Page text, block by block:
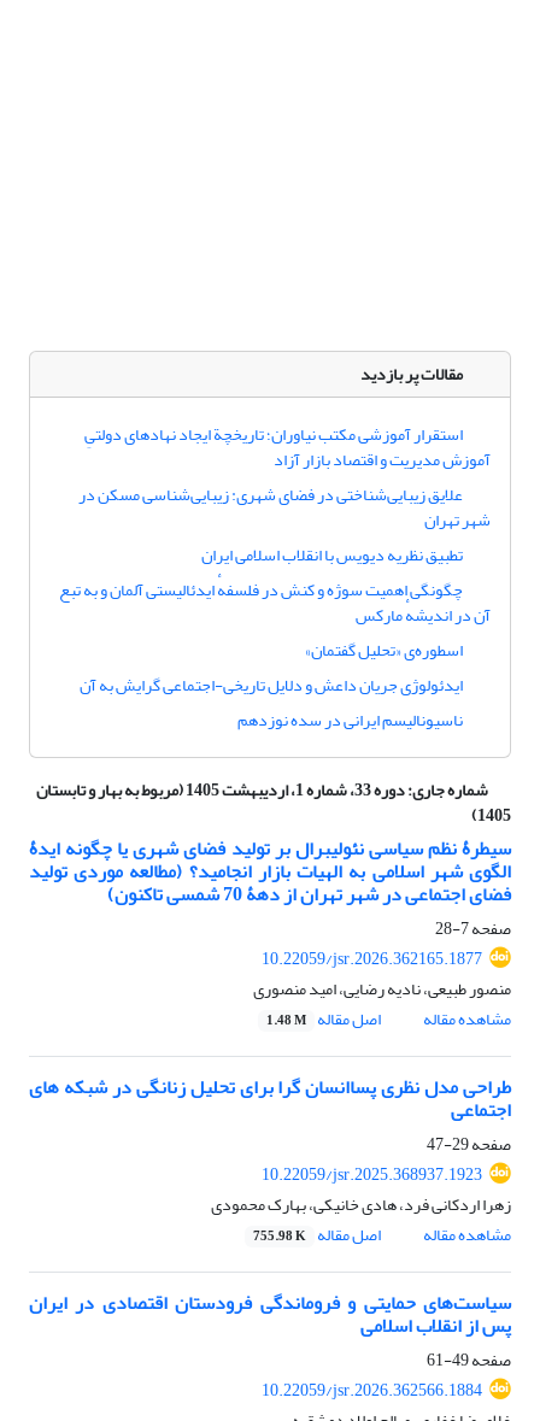
مقالات پر بازدید
استقرار آموزشی مکتب نیاوران؛ تاریخچة ایجاد نهادهای دولتیِ
آموزش مدیریت و اقتصاد بازار آزاد
علایق زیبایی‌شناختی در فضای شهری: زیبایی‌شناسی مسکن در
شهر تهران
تطبیق نظریه دیویس با انقلاب اسلامی ایران
چگونگی اهمیت سوژه و کنش در فلسفهٔ ایدئالیستی آلمان و به تبع
آن در اندیشهٔ مارکس
اسطوره‌ی «تحلیل گفتمان»
ایدئولوژی جریان داعش و دلایل تاریخی-اجتماعی گرایش به آن
ناسیونالیسم ایرانی در سده نوزدهم
شماره جاری: دوره 33، شماره 1، اردیبهشت 1405 (مربوط به بهار و تابستان
1405)
سیطرۀ نظم سیاسی نئولیبرال بر تولید فضای شهری یا چگونه ایدۀ
الگوی شهر اسلامی به الهیات بازار انجامید؟ (مطالعه موردی تولید
فضای اجتماعی در شهر تهران از دهۀ 70 شمسی تاکنون)
صفحه7-28
10.22059/jsr.2026.362165.1877
منصور طبیعی، نادیه رضایی، امید منصوری
مشاهده مقاله
اصل مقاله 1.48 M
طراحی مدل نظری پساانسان گرا برای تحلیل زنانگی در شبکه های
اجتماعی
صفحه29-47
10.22059/jsr.2025.368937.1923
زهرا اردکانی فرد، هادی خانیکی، بهارک محمودی
مشاهده مقاله
اصل مقاله 755.98 K
سیاست‌های حمایتی و فروماندگی فرودستان اقتصادی در ایران
پس از انقلاب اسلامی
صفحه49-61
10.22059/jsr.2026.362566.1884